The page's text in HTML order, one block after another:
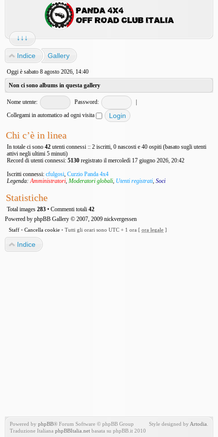
↓↓↓
Indice Gallery
Oggi è sabato 8 agosto 2026, 14:40
Non ci sono albums in questa gallery
Nome utente: Password:
|
Collegami in automatico ad ogni visita
Chi c’è in linea
In totale ci sono 42 utenti connessi :: 2 iscritti, 0 nascosti e 40 ospiti (basato sugli utenti
attivi negli ultimi 5 minuti)
Record di utenti connessi: 5130 registrato il mercoledì 17 giugno 2026, 20:42
Iscritti connessi: cfulgosi, Curzio Panda 4x4
Legenda:Amministratori, Moderatori globali, Utenti registrati, Soci
Statistiche
Total images 283 • Commenti totali 42
Powered by phpBB Gallery © 2007, 2009 nickvergessen
Staff • Cancella cookie • Tutti gli orari sono UTC + 1 ora [ ora legale ]
Indice
Powered by phpBB® Forum Software © phpBB Group
Traduzione Italiana phpBBItalia.net basata su phpBB.it 2010
Style designed by Artodia